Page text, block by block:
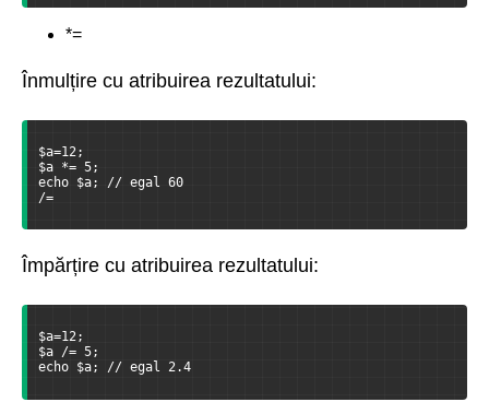
*=
Înmulțire cu atribuirea rezultatului:
$a=12;
$a *= 5;
echo $a; // egal 60
/=
Împărțire cu atribuirea rezultatului:
$a=12;
$a /= 5;
echo $a; // egal 2.4